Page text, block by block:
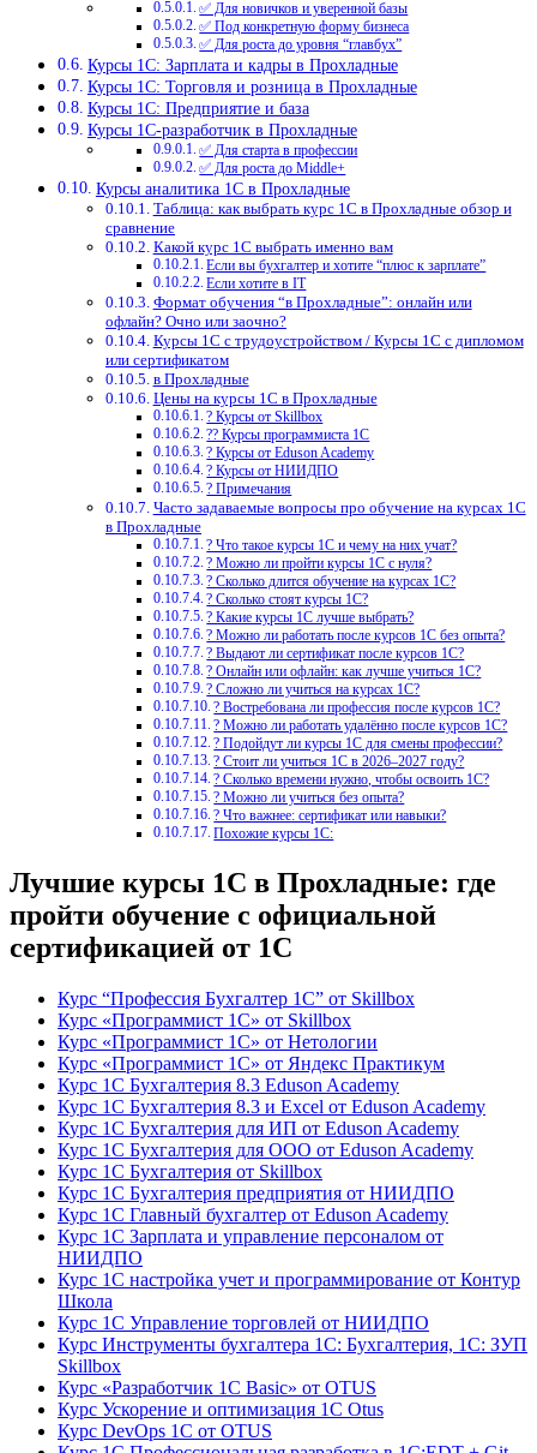
✅ Для новичков и уверенной базы
✅ Под конкретную форму бизнеса
✅ Для роста до уровня “главбух”
Курсы 1С: Зарплата и кадры в Прохладные
Курсы 1С: Торговля и розница в Прохладные
Курсы 1С: Предприятие и база
Курсы 1С-разработчик в Прохладные
✅ Для старта в профессии
✅ Для роста до Middle+
Курсы аналитика 1С в Прохладные
Таблица: как выбрать курс 1С в Прохладные обзор и
сравнение
Какой курс 1С выбрать именно вам
Если вы бухгалтер и хотите “плюс к зарплате”
Если хотите в IT
Формат обучения “в Прохладные”: онлайн или
офлайн? Очно или заочно?
Курсы 1С с трудоустройством / Курсы 1С с дипломом
или сертификатом
в Прохладные
Цены на курсы 1С в Прохладные
? Курсы от Skillbox
?‍? Курсы программиста 1С
? Курсы от Eduson Academy
? Курсы от НИИДПО
? Примечания
Часто задаваемые вопросы про обучение на курсах 1С
в Прохладные
? Что такое курсы 1С и чему на них учат?
? Можно ли пройти курсы 1С с нуля?
? Сколько длится обучение на курсах 1С?
? Сколько стоят курсы 1С?
? Какие курсы 1С лучше выбрать?
? Можно ли работать после курсов 1С без опыта?
? Выдают ли сертификат после курсов 1С?
? Онлайн или офлайн: как лучше учиться 1С?
? Сложно ли учиться на курсах 1С?
? Востребована ли профессия после курсов 1С?
? Можно ли работать удалённо после курсов 1С?
? Подойдут ли курсы 1С для смены профессии?
? Стоит ли учиться 1С в 2026–2027 году?
? Сколько времени нужно, чтобы освоить 1С?
? Можно ли учиться без опыта?
? Что важнее: сертификат или навыки?
Похожие курсы 1С:
Лучшие курсы 1С в Прохладные: где
пройти обучение с официальной
сертификацией от 1С
Курс “Профессия Бухгалтер 1С” от Skillbox
Курс «Программист 1С» от Skillbox
Курс «Программист 1С» от Нетологии
Курс «Программист 1С» от Яндекс Практикум
Курс 1С Бухгалтерия 8.3 Eduson Academy
Курс 1С Бухгалтерия 8.3 и Excel от Eduson Academy
Курс 1С Бухгалтерия для ИП от Eduson Academy
Курс 1С Бухгалтерия для ООО от Eduson Academy
Курс 1С Бухгалтерия от Skillbox
Курс 1С Бухгалтерия предприятия от НИИДПО
Курс 1С Главный бухгалтер от Eduson Academy
Курс 1С Зарплата и управление персоналом от
НИИДПО
Курс 1С настройка учет и программирование от Контур
Школа
Курс 1С Управление торговлей от НИИДПО
Курс Инструменты бухгалтера 1С: Бухгалтерия, 1С: ЗУП
Skillbox
Курс «Разработчик 1С Basic» от OTUS
Курс Ускорение и оптимизация 1С Otus
Курс DevOps 1С от OTUS